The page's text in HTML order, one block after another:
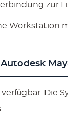
zur
Workstation
Die